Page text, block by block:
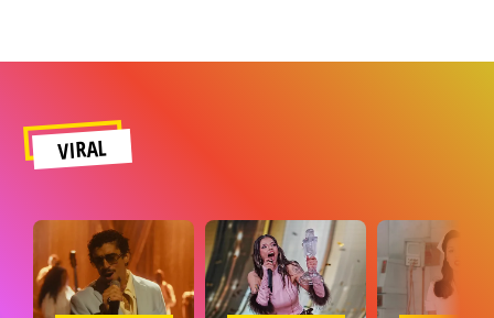
VIRAL